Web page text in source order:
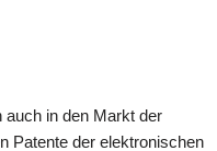
in den Markt der
Patente der elektronischen